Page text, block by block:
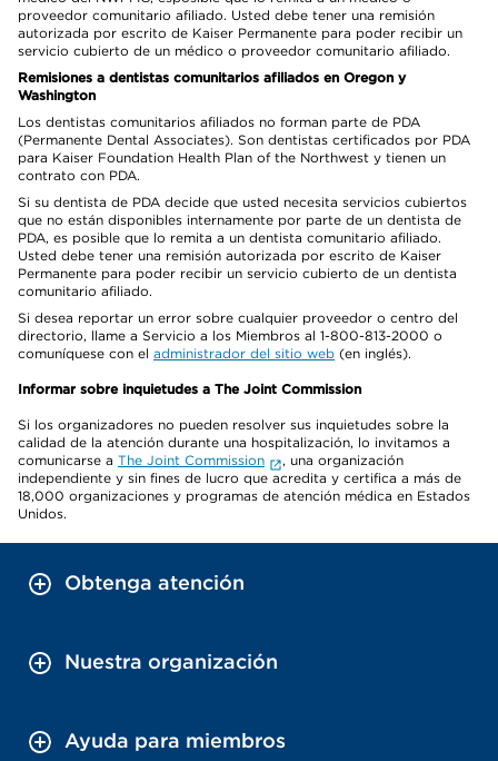
proveedor comunitario afiliado. Usted debe tener una remisión
autorizada por escrito de Kaiser Permanente para poder recibir un
servicio cubierto de un médico o proveedor comunitario afiliado.
Remisiones a dentistas comunitarios afiliados en Oregon y
Washington
Los dentistas comunitarios afiliados no forman parte de PDA
(Permanente Dental Associates). Son dentistas certificados por PDA
para Kaiser Foundation Health Plan of the Northwest y tienen un
contrato con PDA.
Si su dentista de PDA decide que usted necesita servicios cubiertos
que no están disponibles internamente por parte de un dentista de
PDA, es posible que lo remita a un dentista comunitario afiliado.
Usted debe tener una remisión autorizada por escrito de Kaiser
Permanente para poder recibir un servicio cubierto de un dentista
comunitario afiliado.
Si desea reportar un error sobre cualquier proveedor o centro del
directorio, llame a Servicio a los Miembros al 1-800-813-2000 o
comuníquese con el administrador del sitio web (en inglés).
Informar sobre inquietudes a The Joint Commission
Si los organizadores no pueden resolver sus inquietudes sobre la
calidad de la atención durante una hospitalización, lo invitamos a
comunicarse a The Joint Commission
, una organización
independiente y sin fines de lucro que acredita y certifica a más de
18,000 organizaciones y programas de atención médica en Estados
Unidos.
Obtenga atención
Nuestra organización
Ayuda para miembros